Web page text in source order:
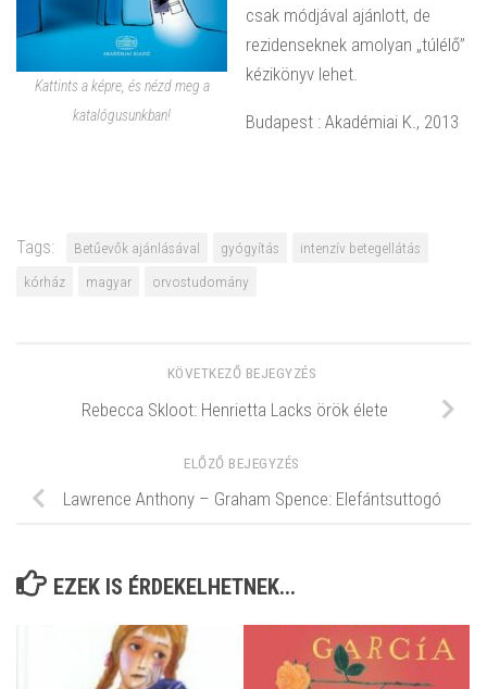
Kattints a képre, és nézd meg a
katalógusunkban!
csak módjával ajánlott, de
rezidenseknek amolyan „túlélő”
kézikönyv lehet.
Budapest : Akadémiai K., 2013
Tags: Betűevők ajánlásával gyógyítás
intenzív betegellátás
kórház
magyar orvostudomány
KÖVETKEZŐ BEJEGYZÉS
Rebecca Skloot: Henrietta Lacks örök élete
ELŐZŐ BEJEGYZÉS
Lawrence Anthony – Graham Spence: Elefántsuttogó
EZEK IS ÉRDEKELHETNEK...